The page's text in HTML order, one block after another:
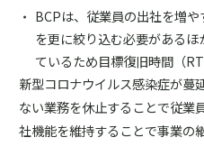
BCPは、従業員の出社を増
を更に絞り込む必要がある
ているため目標復旧時間（
新型コロナウイルス感染症が蔓
ない業務を休止することで従業
社機能を維持することで事業の